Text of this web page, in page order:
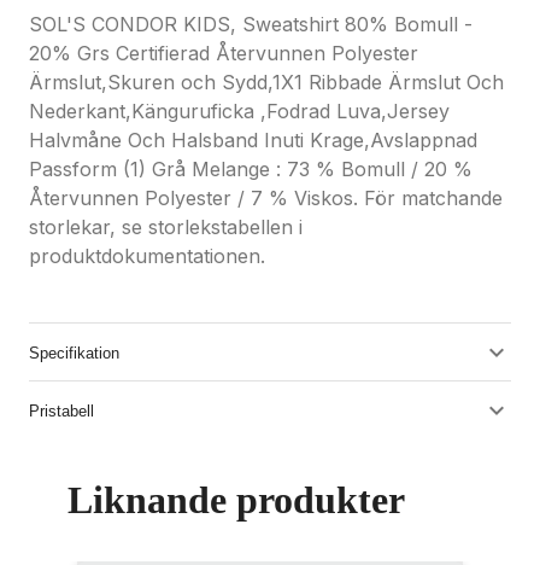
SOL'S CONDOR KIDS, Sweatshirt 80% Bomull -
20% Grs Certifierad Återvunnen Polyester
Ärmslut,Skuren och Sydd,1X1 Ribbade Ärmslut Och
Nederkant,Känguruficka ,Fodrad Luva,Jersey
Halvmåne Och Halsband Inuti Krage,Avslappnad
Passform (1) Grå Melange : 73 % Bomull / 20 %
Återvunnen Polyester / 7 % Viskos. För matchande
storlekar, se storlekstabellen i
produktdokumentationen.
Specifikation
Pristabell
Liknande produkter